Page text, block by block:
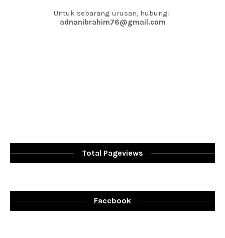
Untuk sebarang urusan, hubungi:
adnanibrahim76@gmail.com
Total Pageviews
Facebook